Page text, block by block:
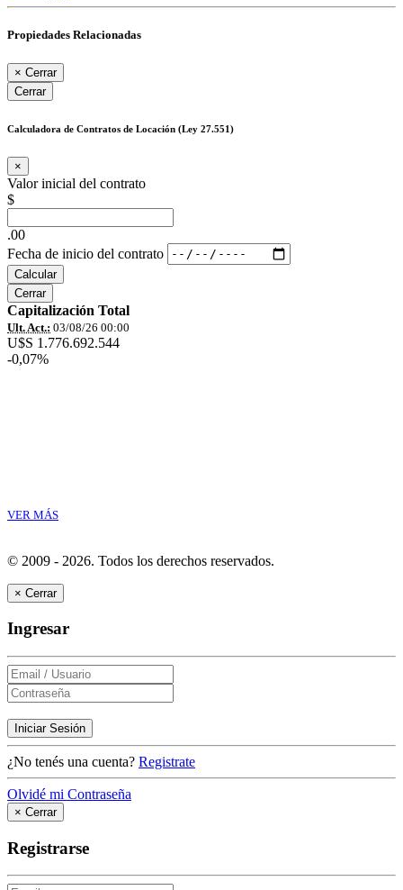
Propiedades Relacionadas
× Cerrar
Cerrar
Calculadora de Contratos de Locación (Ley 27.551)
×
Valor inicial del contrato
$
.00
Fecha de inicio del contrato
Calcular
Cerrar
Capitalización Total
Ult. Act.: 03/08/26 00:00
U$S 1.776.692.544
-0,07%
VER MÁS
© 2009 - 2026. Todos los derechos reservados.
× Cerrar
Ingresar
Iniciar Sesión
¿No tenés una cuenta? Registrate
Olvidé mi Contraseña
× Cerrar
Registrarse